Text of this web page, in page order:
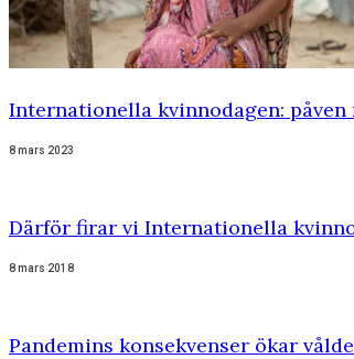
Internationella kvinnodagen:
8 mars 2023
Därför firar vi Internationella
8 mars 2018
Pandemins konsekvenser ökar